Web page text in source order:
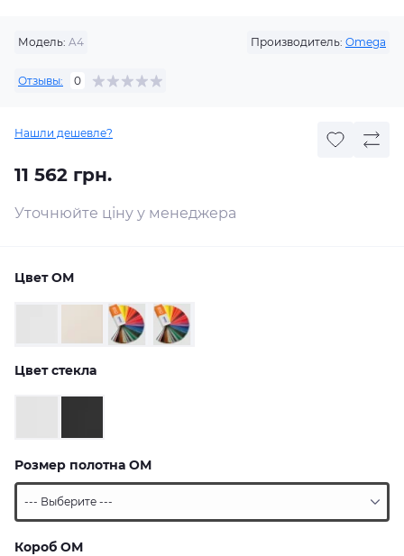
Модель: A4 Производитель: Omega
Отзывы: 0
Нашли дешевле?
11 562 грн.
Уточнюйте ціну у менеджера
Цвет ОМ
Цвет стекла
Розмер полотна ОМ
Короб ОМ